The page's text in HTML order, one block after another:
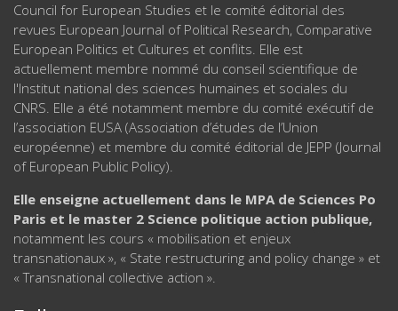
Council for European Studies et le comité éditorial des
revues European Journal of Political Research, Comparative
European Politics et Cultures et conflits. Elle est
actuellement membre nommé du conseil scientifique de
l'Institut national des sciences humaines et sociales du
CNRS. Elle a été notamment membre du comité exécutif de
l’association EUSA (Association d’études de l’Union
européenne) et membre du comité éditorial de JEPP (Journal
of European Public Policy).
Elle enseigne actuellement dans le MPA de Sciences Po
Paris et le master 2 Science politique action publique,
notamment les cours « mobilisation et enjeux
transnationaux », « State restructuring and policy change » et
« Transnational collective action ».